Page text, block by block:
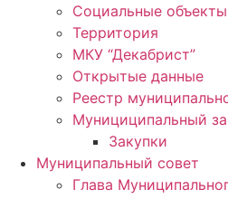
Социальные объекты
Территория
МКУ “Декабрист”
Открытые данные
Реестр
Мунициципальный
Закупки
Муниципальный совет
Глава